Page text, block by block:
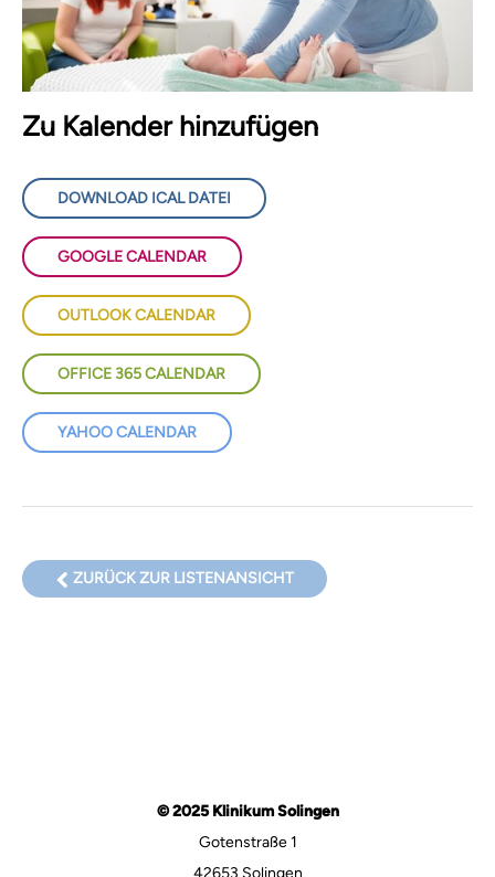
Zu Kalender hinzufügen
DOWNLOAD ICAL DATEI
GOOGLE CALENDAR
OUTLOOK CALENDAR
OFFICE 365 CALENDAR
YAHOO CALENDAR
ZURÜCK ZUR LISTENANSICHT
© 2025 Klinikum Solingen
Gotenstraße 1
42653 Solingen